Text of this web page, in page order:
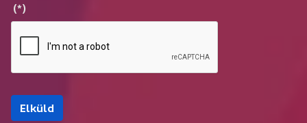
(*)
Elküld